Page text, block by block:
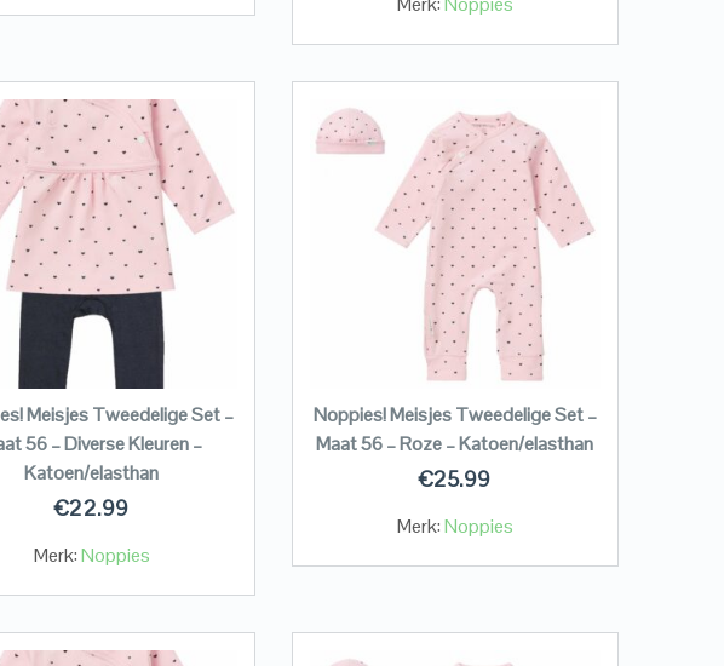
Meisjes Tweedelige Set –
56 – Diverse Kleuren –
Katoen/elasthan
€22.99
Merk:Noppies
Noppies! Meisjes Tweedelige Set –
Maat 56 – Roze – Katoen/elasthan
€25.99
Merk:Noppies